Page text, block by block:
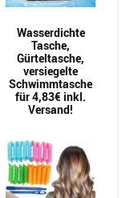
Wasserdichte
Tasche,
Gürteltasche,
versiegelte
Schwimmtasche
für 4,83€ inkl.
Versand!